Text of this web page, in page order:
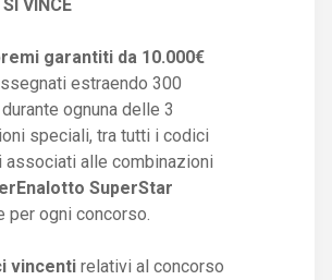
VINCE
garantiti da 10.000€
estraendo 300
ognuna delle 3
speciali, tra tutti i codici
associati alle combinazioni
SuperStar
per ogni concorso.
vincenti relativi al concorso